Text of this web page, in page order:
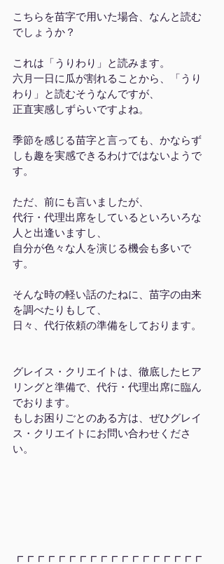
こちらを苗字で用いた場合、なんと読む
でしょうか？
これは「うりわり」と読みます。
六月一日に瓜が割れることから、「うり
わり」と読むそうなんですが、
正直実感しずらいですよね。
季節を感じる苗字と言っても、かならず
しも趣を実感できるわけではないようで
す。
ただ、前にも言いましたが、
代行・代理出席をしているといろいろな
人と出逢いますし、
自分が色々な人を演じる機会も多いで
す。
そんな時の軽い話のたねに、苗字の由来
を調べたりもして、
日々、代行依頼の準備をしております。
グレイス・クリエイトは、徹底したヒア
リングと準備で、代行・代理出席に臨ん
でおります。
もしお困りごとのある方は、ぜひグレイ
ス・クリエイトにお問い合わせくださ
い。
┏┏┏┏┏┏┏┏┏┏┏┏┏┏┏┏┏┏